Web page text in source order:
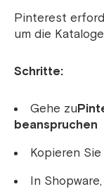
Pinterest
um die
Schritte:
Gehe zu
beanspruchen
Kopieren
In